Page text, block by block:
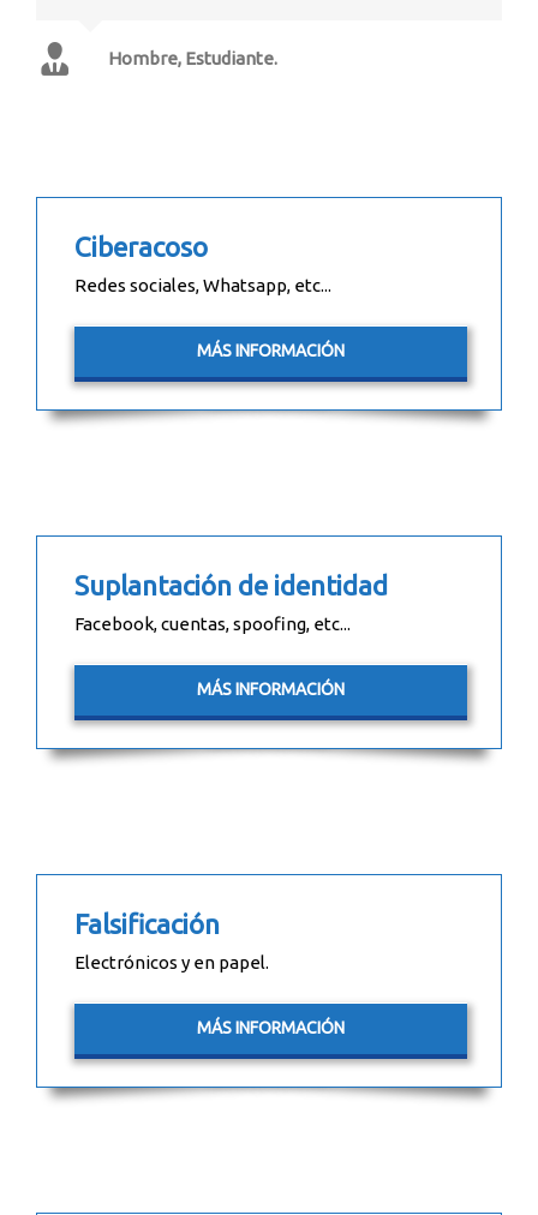
Hombre, Estudiante.
Ciberacoso
Redes sociales, Whatsapp, etc...
MÁS INFORMACIÓN
Suplantación de identidad
Facebook, cuentas, spoofing, etc...
MÁS INFORMACIÓN
Falsificación
Electrónicos y en papel.
MÁS INFORMACIÓN